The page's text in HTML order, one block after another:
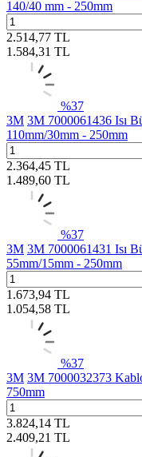
140/40 mm - 250mm
2.514,77 TL
1.584,31 TL
%37
3M 3M 7000061436 Isı
110mm/30mm - 250mm
2.364,45 TL
1.489,60 TL
%37
3M 3M 7000061431 Isı
55mm/15mm - 250mm
1.673,94 TL
1.054,58 TL
%37
3M 3M 7000032373
750mm
3.824,14 TL
2.409,21 TL